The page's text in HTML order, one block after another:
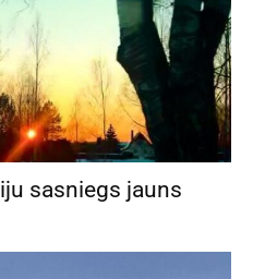
sasniegs jauns